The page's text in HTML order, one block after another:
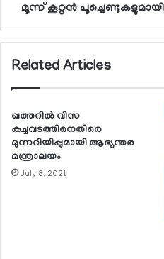
മൂന്ന് കൂറ്റന്‍
Related Articles
ഖത്തറില്‍ വിസ
കച്ചവടത്തിനെതിരെ
മുന്നറിയിപ്പുമായി ആഭ്യന്തര
മന്ത്രാലയം
July 8, 2021